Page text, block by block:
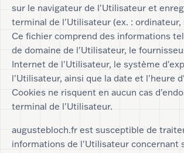
sur le navigateur de l'Utilisateur et
terminal de l'Utilisateur (ex. : ordinateur,
Ce fichier comprend des informations
de domaine de l'Utilisateur, le
Internet de l'Utilisateur, le système
l'Utilisateur, ainsi que la date et l'heure
Cookies ne risquent en aucun cas
terminal de l'Utilisateur.
augustebloch.fr est susceptible de
informations de l'Utilisateur concernant